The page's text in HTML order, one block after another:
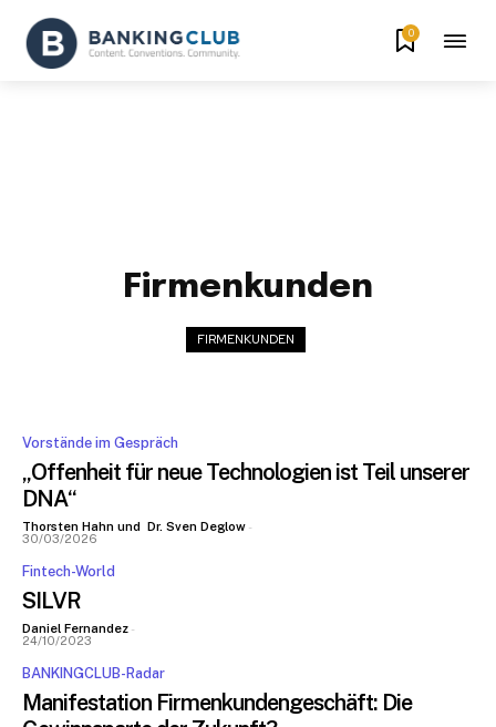
0
Firmenkunden
FIRMENKUNDEN
Vorstände im Gespräch
„Offenheit für neue Technologien ist Teil unserer
DNA“
Thorsten Hahn und Dr. Sven Deglow -
30/03/2026
Fintech-World
SILVR
Daniel Fernandez -
24/10/2023
BANKINGCLUB-Radar
Manifestation Firmenkundengeschäft: Die